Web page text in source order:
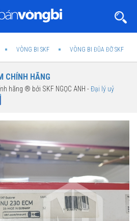
VÒNG BI SKF VÒNG BI ĐŨA ĐỠ SKF
CHÍNH HÃNG
hãng ® bởi SKF NGỌC ANH -Đại lý uỷ